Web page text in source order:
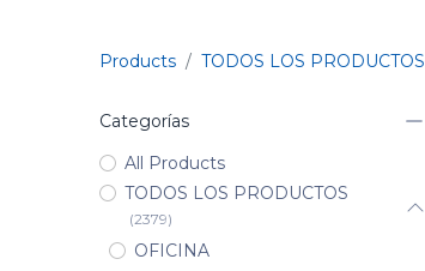
Products TODOS LOS PRODUCTOS
Categorías
All Products
TODOS LOS PRODUCTOS
(2379)
OFICINA